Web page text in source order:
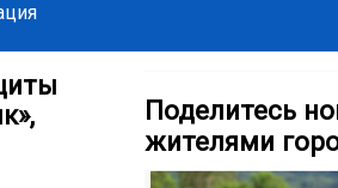
Поделитесь
жителями